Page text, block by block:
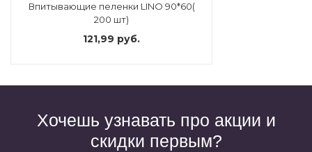
Впитывающие пеленки LINO 90*60(
200 шт)
121,99 руб.
Хочешь узнавать про акции и
скидки первым?